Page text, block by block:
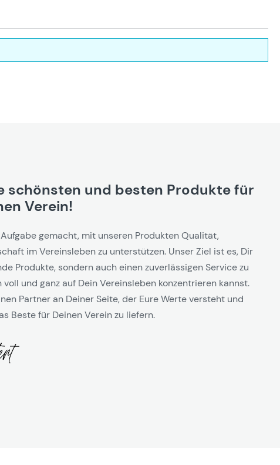
schönsten und besten Produkte für
Verein!
gemacht, mit unseren Produkten Qualität,
im Vereinsleben zu unterstützen. Unser Ziel ist es, Dir
Produkte, sondern auch einen zuverlässigen Service zu
und ganz auf Dein Vereinsleben konzentrieren kannst.
Partner an Deiner Seite, der Eure Werte versteht und
Beste für Deinen Verein zu liefern.